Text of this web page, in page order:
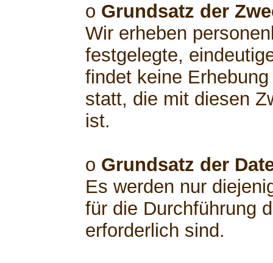
o Grundsatz der
Wir erheben
festgelegte,
findet keine
statt, die mit diesen
ist.
o Grundsatz der
Es werden nur
für die Durchführung
erforderlich sind.